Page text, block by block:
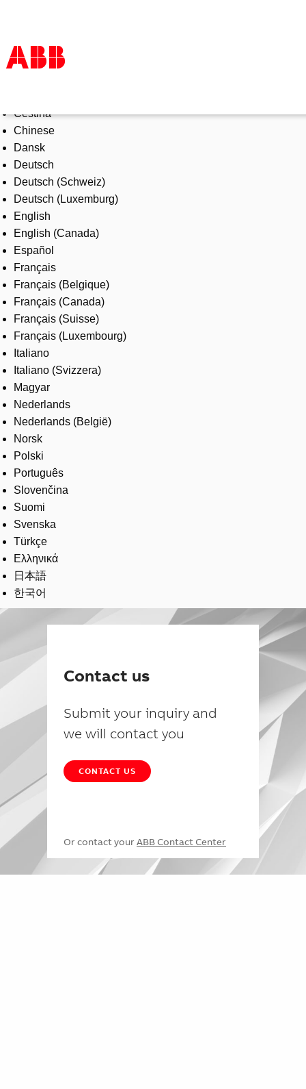
Products & Solutions
Industries
Services
About us
Where to buy
Contact us
Careers
Čeština
Chinese
Dansk
Deutsch
Deutsch (Schweiz)
Deutsch (Luxemburg)
English
English (Canada)
Español
Français
Français (Belgique)
Français (Canada)
Français (Suisse)
Français (Luxembourg)
Italiano
Italiano (Svizzera)
Magyar
Nederlands
Nederlands (België)
Norsk
Polski
Português
Slovenčina
Suomi
Svenska
Türkçe
Ελληνικά
日本語
한국어
Contact us
Submit your inquiry and
we will contact you
CONTACT US
Or contact your ABB Contact Center